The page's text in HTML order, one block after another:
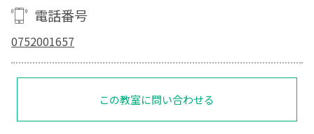
電話番号
0752001657
この教室に問い合わせる